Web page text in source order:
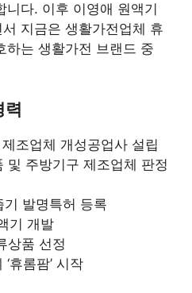
니다. 이후 이영애 원액기
지금은 생활가전업체 휴
하는 생활가전 브랜드 중
력
조업체 개성공업사 설립
및 주방기구 제조업체 판정
발명특허 등록
기 개발
상품 선정
휴롬팜’ 시작